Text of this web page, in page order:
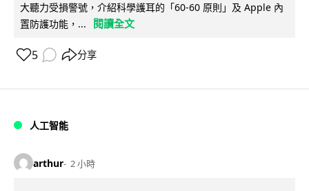
大聽力受損警號，介紹科學護耳的「60-60 原則」及 Apple 內
置防護功能，...
閱讀全文
5 分享
人工智能
arthur 2 小時